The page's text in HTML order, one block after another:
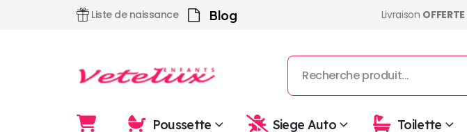
Liste de naissance Blog Livraison OFFERTE
Poussette Siege Auto Toilette